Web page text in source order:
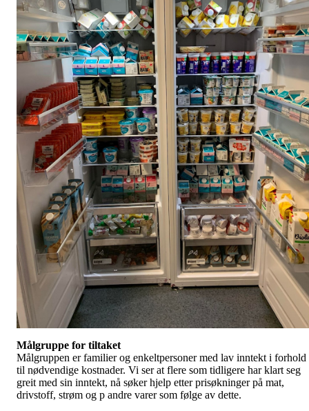
Målgruppe for tiltaket
Målgruppen er familier og enkeltpersoner med lav inntekt i forhold
til nødvendige kostnader. Vi ser at flere som tidligere har klart seg
greit med sin inntekt, nå søker hjelp etter prisøkninger på mat,
drivstoff, strøm og p andre varer som følge av dette.